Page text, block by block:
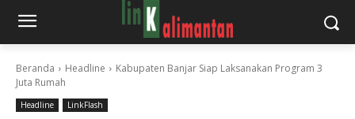
Beranda Headline
Kabupaten Banjar Siap Laksanakan Program 3
Juta Rumah
Headline LinkFlash